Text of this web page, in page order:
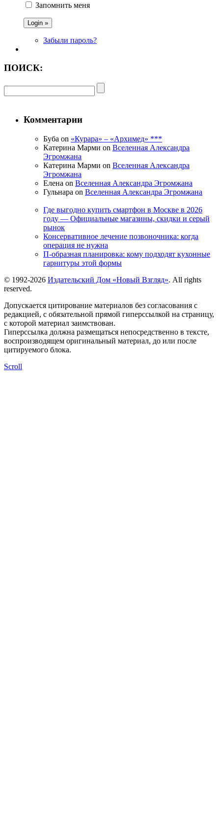
Запомнить меня
Забыли пароль?
ПОИСК:
Комментарии
Буба on «Курара» – «Архимед» ***
Катерина Марми on Вселенная Александра
Эгромжана
Катерина Марми on Вселенная Александра
Эгромжана
Елена on Вселенная Александра Эгромжана
Гульнара on Вселенная Александра Эгромжана
Где выгодно купить смартфон в Москве в 2026
году — Официальные магазины, скидки и серый
рынок
Консервативное лечение позвоночника: когда
операция не нужна
П-образная планировка: кому подходят кухонные
гарнитуры этой формы
© 1992-2026 Издательский Дом «Новый Взгляд». All rights
reserved.
Допускается цитирование материалов без согласования с
редакцией, с обязательной прямой гиперссылкой на страницу,
с которой материал заимствован.
Гиперссылка должна размещаться непосредственно в тексте,
воспроизводящем оригинальный материал, до или после
цитируемого блока.
Scroll